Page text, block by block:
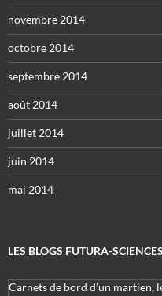
novembre 2014
octobre 2014
septembre 2014
août 2014
juillet 2014
juin 2014
mai 2014
LES BLOGS FUTURA-SCIENCES
Carnets de bord d’un martien,